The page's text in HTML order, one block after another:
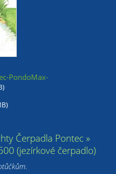
PondoMax-
Čerpadla Pontec »
(jezírkové čerpadlo)